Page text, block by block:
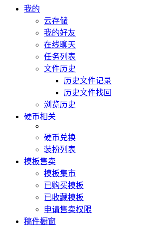
我的
云存储
我的好友
在线聊天
任务列表
文件历史
历史文件记录
历史文件找回
浏览历史
硬币相关
硬币兑换
装扮列表
模板售卖
模板集市
已购买模板
已收藏模板
申请售卖权限
稿件橱窗